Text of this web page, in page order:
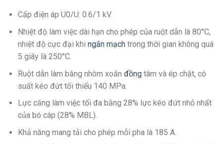
Cấp điện áp U0/U: 0.6/1 kV.
Nhiệt độ làm việc dài hạn cho phép của ruột dẫn là 80°C,
nhiệt độ cực đại khi ngắn mạchtrong thời gian không quá
5 giây là 250°C.
Ruột dẫn làm bằng nhôm xoắn đồngtâm và ép chặt, có
suất kéo đứt tối thiểu 140 MPa.
Lực căng làm việc tối đa bằng 28% lực kéo đứt nhỏ nhất
của bó cáp (28% MBL).
Khả năng mang tải cho phép mỗi pha là 185 A.